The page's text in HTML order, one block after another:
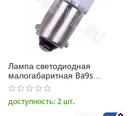
Лампа светодиодная
малогабаритная Ba9s
9*23mm
доступность: 2 шт.